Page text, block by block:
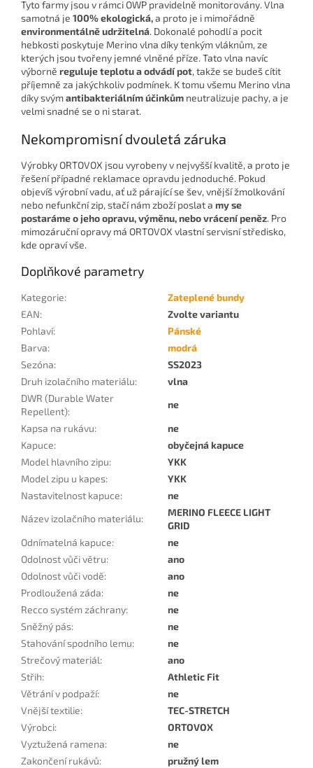
Tyto farmy jsou v rámci OWP pravidelně monitorovány. Vlna
samotná je 100% ekologická,a proto je i mimořádně
environmentálně udržitelná. Dokonalé pohodlí a pocit
hebkosti poskytuje Merino vlna díky tenkým vláknům, ze
kterých jsou tvořeny jemné vlněné příze. Tato vlna navíc
výborně reguluje teplotu a odvádí pot, takže se budeš cítit
příjemně za jakýchkoliv podmínek. K tomu všemu Merino vlna
díky svýmantibakteriálním účinkům neutralizuje pachy, a je
velmi snadné se o ni starat.
Nekompromisní dvouletá záruka
Výrobky ORTOVOX jsou vyrobeny v nejvyšší kvalitě, a proto je
řešení případné reklamace opravdu jednoduché. Pokud
objevíš výrobní vadu, ať už párající se šev, vnější žmolkování
nebo nefunkční zip, stačí nám zboží poslat a my se
postaráme o jeho opravu, výměnu, nebo vrácení peněz. Pro
mimozáruční opravy má ORTOVOX vlastní servisní středisko,
kde opraví vše.
Doplňkové parametry
Kategorie:
Zateplené bundy
EAN:
Zvolte variantu
Pohlaví:
Pánské
Barva:
modrá
Sezóna:
SS2023
Druh izolačního materiálu:
vlna
DWR (Durable Water
Repellent):
ne
Kapsa na rukávu:
ne
Kapuce:
obyčejná kapuce
Model hlavního zipu:
YKK
Model zipu u kapes:
YKK
Nastavitelnost kapuce:
ne
Název izolačního materiálu:
MERINO FLEECE LIGHT
GRID
Odnímatelná kapuce:
ne
Odolnost vůči větru:
ano
Odolnost vůči vodě:
ano
Prodloužená záda:
ne
Recco systém záchrany:
ne
Sněžný pás:
ne
Stahování spodního lemu:
ne
Strečový materiál:
ano
Střih:
Athletic Fit
Větrání v podpaží:
ne
Vnější textilie:
TEC-STRETCH
Výrobci:
ORTOVOX
Vyztužená ramena:
ne
Zakončení rukávů:
pružný lem